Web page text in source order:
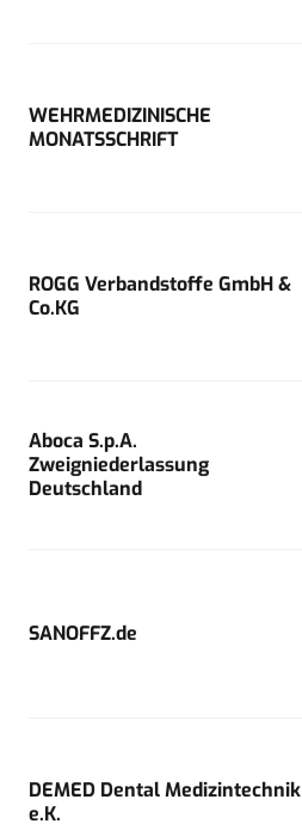
WEHRMEDIZINISCHE
MONATSSCHRIFT
ROGG Verbandstoffe GmbH &
Co.KG
Aboca S.p.A.
Zweigniederlassung
Deutschland
SANOFFZ.de
DEMED Dental Medizintechnik
e.K.